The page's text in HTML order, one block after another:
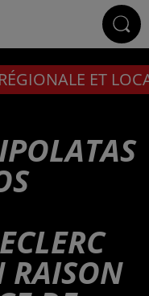
ET
RAISON